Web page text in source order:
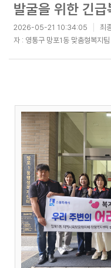
발굴을 위한 긴
2026-05-21 10:34:05 최
자 : 영통구 망포1동 맞춤형복지팀